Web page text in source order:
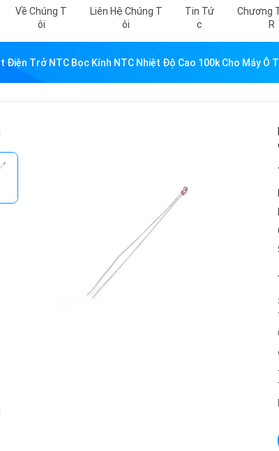
Về Chúng T
Ôi
Liên Hệ Chúng T
Ôi
Tin Tứ
C
Chương
R
Điện Trở NTC Bọc Kính NTC Nhiệt Độ Cao 100k Cho Máy Ô